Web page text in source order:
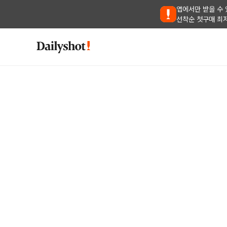
앱에서만 받을 수
선착순 첫구매 최